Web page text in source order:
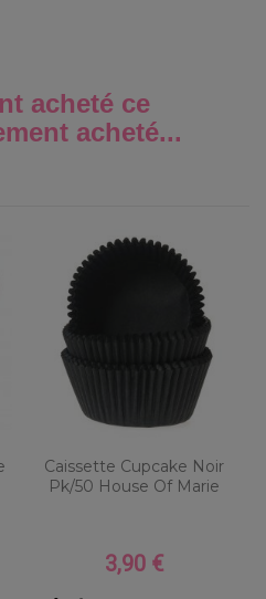
acheté ce
acheté...
Caissette Cupcake Noir
Pk/50 House Of Marie
Prix
3,90 €